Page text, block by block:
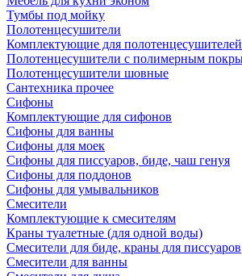
Тумбы под мойку
Полотенцесушители
Комплектующие для полотенцесушителей
Полотенцесушители с полимерным
Полотенцесушители шовные
Сантехника прочее
Сифоны
Комплектующие для сифонов
Сифоны для ванны
Сифоны для моек
Сифоны для писсуаров, биде, чаш генуя
Сифоны для поддонов
Сифоны для умывальников
Смесители
Комплектующие к смесителям
Краны туалетные (для одной воды)
Смесители для биде, краны для писсуаров
Смесители для ванны